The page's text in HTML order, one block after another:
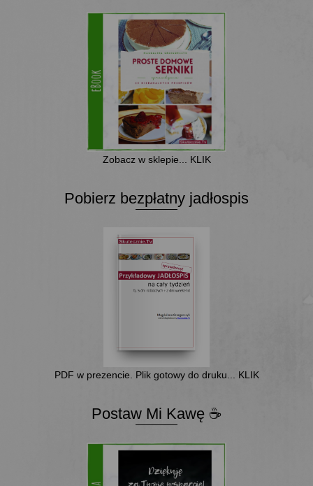
Zobacz w sklepie... KLIK
Pobierz bezpłatny jadłospis
PDF w prezencie. Plik gotowy do druku... KLIK
Postaw Mi Kawę ☕